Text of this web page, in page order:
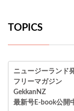
TOPICS
ニュージーランド
フリーマガジン
GekkanNZ
最新号E-book公開